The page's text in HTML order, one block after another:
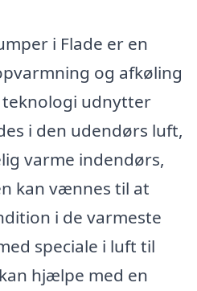
i Flade er en
og afkøling
teknologi udnytter
i den udendørs luft,
varme indendørs,
kan vænnes til at
i de varmeste
speciale i luft til
hjælpe med en